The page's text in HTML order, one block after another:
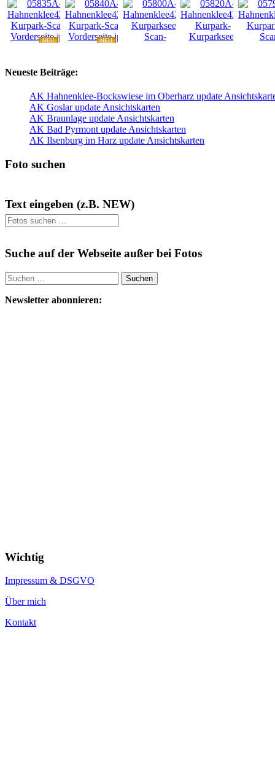
NEU
NEU
Neueste Beiträge:
AK Hahnenklee-Bockswiese im Oberharz update
AK Goslar update Ansichtskarten
AK Braunlage update Ansichtskarten
AK Bad Pyrmont update Ansichtskarten
AK Ilsenburg im Harz update Ansichtskarten
Foto suchen
Text eingeben (z.B. NEW)
Suche auf der Webseite außer bei Fotos
Suchen
nach:
Newsletter abonnieren:
Wichtig
Impressum & DSGVO
Über mich
Kontakt